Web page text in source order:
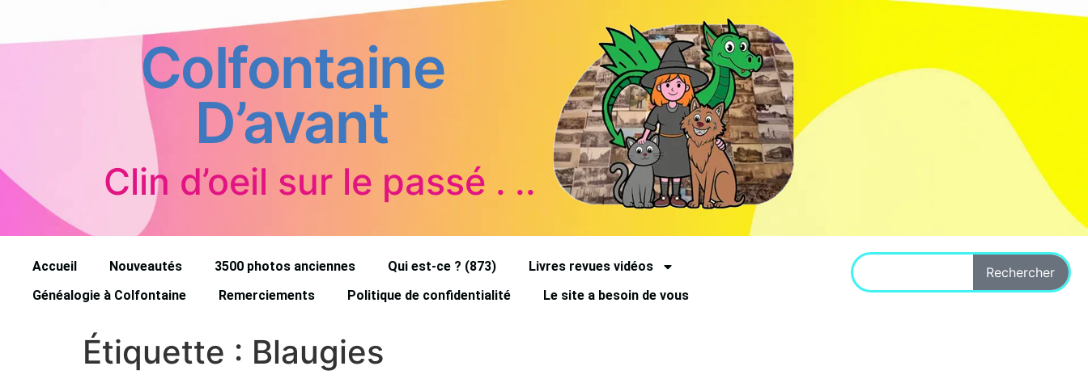
Colfontaine
D’avant
Clin d’oeil sur le passé . ..
Accueil Nouveautés 3500 photos anciennes Qui est-ce ? (873)
Livres revues vidéos
Généalogie à Colfontaine
Remerciements Politique de confidentialité Le site a besoin de vous
Rechercher
Étiquette : Blaugies